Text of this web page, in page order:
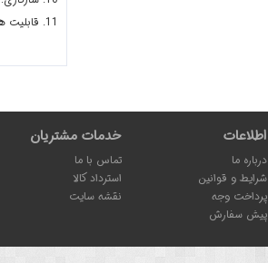
قابلیت
اطلاعات
درباره ما
شرایط و قوانین
پرداخت وجه
پیش سفارش
خدمات مشتریان
تماس با ما
استرداد کالا
نقشه سایت